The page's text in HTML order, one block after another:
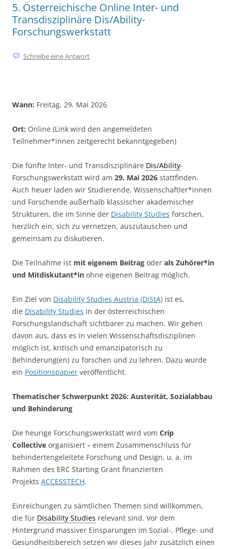
5. Österreichische Online Inter- und
Transdisziplinäre Dis/Ability-
Forschungswerkstatt
Schreibe eine Antwort
Wann: Freitag, 29. Mai 2026
Ort: Online (Link wird den angemeldeten
Teilnehmer*innen zeitgerecht bekanntgegeben)
Die fünfte Inter- und Transdisziplinäre Dis/Ability-
Forschungswerkstatt wird am 29. Mai 2026 stattfinden.
Auch heuer laden wir Studierende, Wissenschaftler*innen
und Forschende außerhalb klassischer akademischer
Strukturen, die im Sinne der Disability Studies forschen,
herzlich ein, sich zu vernetzen, auszutauschen und
gemeinsam zu diskutieren.
Die Teilnahme ist mit eigenem Beitrag oder als Zuhörer*in
und Mitdiskutant*in ohne eigenen Beitrag möglich.
Ein Ziel von Disability Studies Austria (DiStA) ist es,
die Disability Studies in der österreichischen
Forschungslandschaft sichtbarer zu machen. Wir gehen
davon aus, dass es in vielen Wissenschaftsdisziplinen
möglich ist, kritisch und emanzipatorisch zu
Behinderung(en) zu forschen und zu lehren. Dazu wurde
ein Positionspapier veröffentlicht.
Thematischer Schwerpunkt 2026: Austerität, Sozialabbau
und Behinderung
Die heurige Forschungswerkstatt wird vom Crip
Collective organisiert – einem Zusammenschluss für
behindertengeleitete Forschung und Design, u. a. im
Rahmen des ERC Starting Grant finanzierten
Projekts ACCESSTECH.
Einreichungen zu sämtlichen Themen sind willkommen,
die für Disability Studies relevant sind. Vor dem
Hintergrund massiver Einsparungen im Sozial-, Pflege- und
Gesundheitsbereich setzen wir dieses Jahr zusätzlich einen